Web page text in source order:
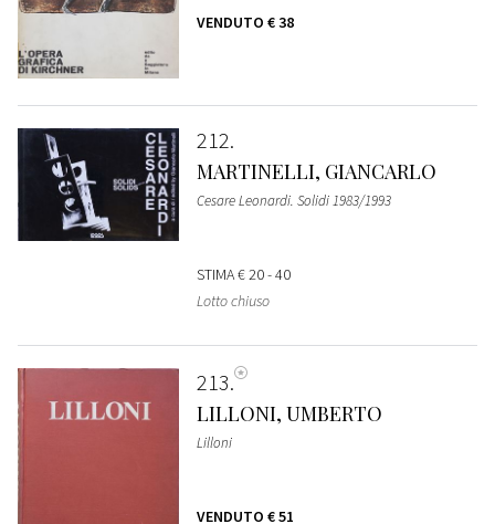
VENDUTO € 38
212
MARTINELLI, GIANCARLO
Cesare Leonardi. Solidi 1983/1993
STIMA€ 20 - 40
Lotto chiuso
213
LILLONI, UMBERTO
Lilloni
VENDUTO € 51